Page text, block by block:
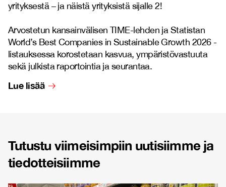
yrityksestä – ja näistä yrityksistä sijalle 2!
Arvostetun kansainvälisen TIME-lehden ja Statistan
World’s Best Companies in Sustainable Growth 2026 -
listauksessa korostetaan kasvua, ympäristövastuuta
sekä julkista raportointia ja seurantaa.
Lue lisää
Tutustu viimeisimpiin uutisiimme ja
tiedotteisiimme